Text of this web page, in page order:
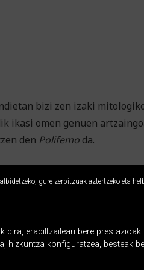
bizi zen izaki
ikasi omen genuen
den Polifemo da.
gure zerbitzuak aztertzeko eta
erabiltzaileari bere
hizkuntza konfiguratzea, besteak